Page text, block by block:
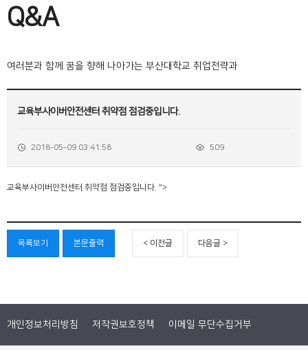
Q&A
여러분과 함께 꿈을 향해 나아가는 부산대학교 취업전략과
교육부사이버안전센터 취약점 점검중입니다.
2018-05-09 03:41:58 509
교육부사이버안전센터 취약점 점검중입니다. ">
목록보기 본문출력 < 이전글 다음글 >
개인정보처리방침 저작권보호정책 이메일 무단수집거부